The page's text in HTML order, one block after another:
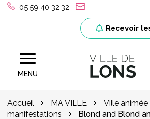
Gestion des traceurs
05 59 40 32 32
Recevoir
MENU Site officiel de la
Accueil MA VILLE Ville animée
manifestations
Blond and Blond